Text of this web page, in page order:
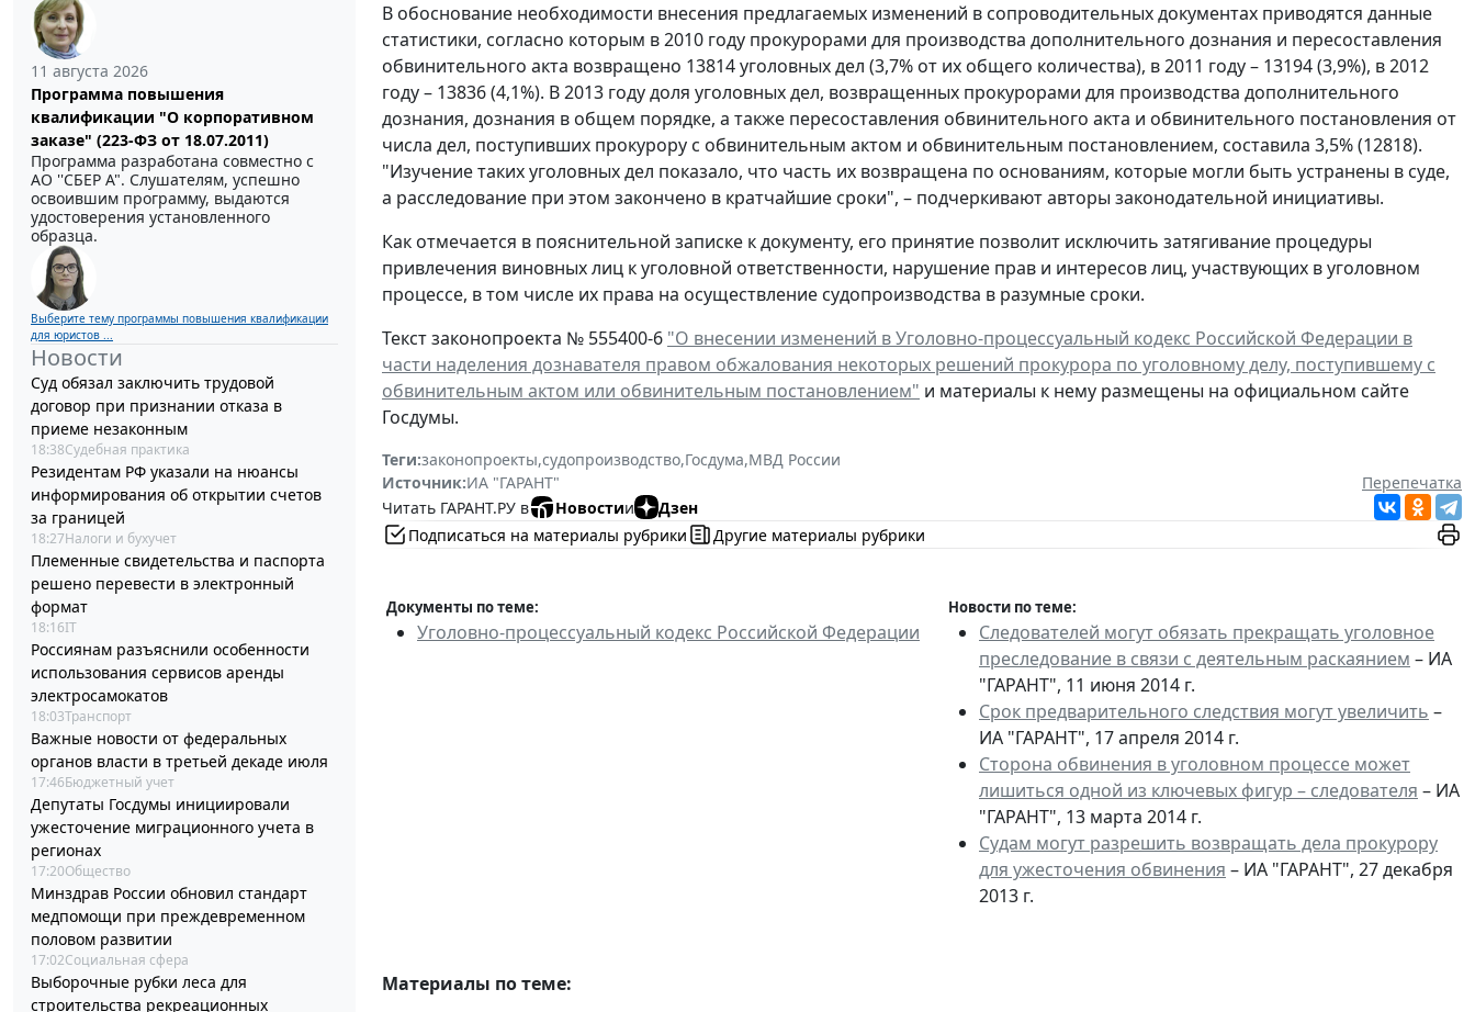
11 августа 2026
Программа повышения
квалификации "О корпоративном
заказе" (223-ФЗ от 18.07.2011)
Программа разработана совместно с
АО ''СБЕР А". Слушателям, успешно
освоившим программу, выдаются
удостоверения установленного
образца.
Выберите тему программы повышения квалификации
для юристов ...
Новости
Суд обязал заключить трудовой
договор при признании отказа в
приеме незаконным
18:38Судебная практика
Резидентам РФ указали на нюансы
информирования об открытии счетов
за границей
18:27Налоги и бухучет
Племенные свидетельства и паспорта
решено перевести в электронный
формат
18:16IT
Россиянам разъяснили особенности
использования сервисов аренды
электросамокатов
18:03Транспорт
Важные новости от федеральных
органов власти в третьей декаде июля
17:46Бюджетный учет
Депутаты Госдумы инициировали
ужесточение миграционного учета в
регионах
17:20Общество
Минздрав России обновил стандарт
медпомощи при преждевременном
половом развитии
17:02Социальная сфера
Выборочные рубки леса для
строительства рекреационных
В обоснование необходимости внесения предлагаемых изменений в сопроводительных документах приводятся данные
статистики, согласно которым в 2010 году прокурорами для производства дополнительного дознания и пересоставления
обвинительного акта возвращено 13814 уголовных дел (3,7% от их общего количества), в 2011 году – 13194 (3,9%), в 2012
году – 13836 (4,1%). В 2013 году доля уголовных дел, возвращенных прокурорами для производства дополнительного
дознания, дознания в общем порядке, а также пересоставления обвинительного акта и обвинительного постановления от
числа дел, поступивших прокурору с обвинительным актом и обвинительным постановлением, составила 3,5% (12818).
"Изучение таких уголовных дел показало, что часть их возвращена по основаниям, которые могли быть устранены в суде,
а расследование при этом закончено в кратчайшие сроки", – подчеркивают авторы законодательной инициативы.
Как отмечается в пояснительной записке к документу, его принятие позволит исключить затягивание процедуры
привлечения виновных лиц к уголовной ответственности, нарушение прав и интересов лиц, участвующих в уголовном
процессе, в том числе их права на осуществление судопроизводства в разумные сроки.
Текст законопроекта № 555400-6 "О внесении изменений в Уголовно-процессуальный кодекс Российской Федерации в
части наделения дознавателя правом обжалования некоторых решений прокурора по уголовному делу, поступившему с
обвинительным актом или обвинительным постановлением" и материалы к нему размещены на официальном сайте
Госдумы.
Теги:законопроекты,судопроизводство,Госдума,МВД России
Источник:ИА "ГАРАНТ"
Перепечатка
Читать ГАРАНТ.РУ в
Новостии
Дзен
Подписаться на материалы рубрики
Другие материалы рубрики
Документы по теме: Новости по теме:
Уголовно-процессуальный кодекс Российской Федерации
Следователей могут обязать прекращать уголовное
преследование в связи с деятельным раскаянием – ИА
"ГАРАНТ", 11 июня 2014 г.
Срок предварительного следствия могут увеличить –
ИА "ГАРАНТ", 17 апреля 2014 г.
Сторона обвинения в уголовном процессе может
лишиться одной из ключевых фигур – следователя – ИА
"ГАРАНТ", 13 марта 2014 г.
Судам могут разрешить возвращать дела прокурору
для ужесточения обвинения – ИА "ГАРАНТ", 27 декабря
2013 г.
Материалы по теме: